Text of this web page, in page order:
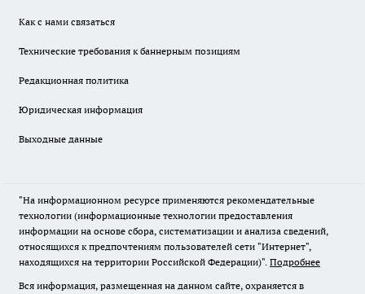
Как с нами связаться
Технические требования к баннерным позициям
Редакционная политика
Юридическая информация
Выходные данные
"На информационном ресурсе применяются рекомендательные
технологии (информационные технологии предоставления
информации на основе сбора, систематизации и анализа сведений,
относящихся к предпочтениям пользователей сети "Интернет",
находящихся на территории Российской Федерации)". Подробнее
Вся информация, размещенная на данном сайте, охраняется в